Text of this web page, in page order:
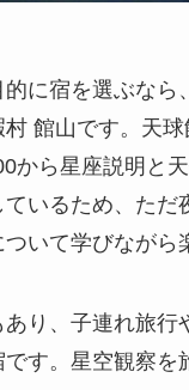
に宿を選ぶなら
館山です。天
から星座説明と
いるため、ただ
いて学びながら
り、子連れ旅行
す。星空観察を